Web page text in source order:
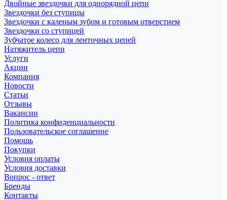
Двойные звездочки для однорядной цепи
Звездочки без ступицы
Звездочки с каленым зубом и готовым отверстием
Звездочки со ступицей
Зубчатое колесо для ленточных цепей
Натяжитель цепи
Услуги
Акции
Компания
Новости
Статьи
Отзывы
Вакансии
Политика конфиденциальности
Пользовательское соглашение
Помощь
Покупки
Условия оплаты
Условия доставки
Вопрос - ответ
Бренды
Контакты